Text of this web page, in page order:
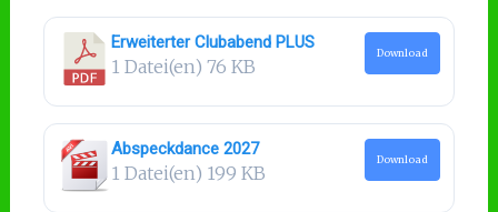
Erweiterter Clubabend PLUS
1 Datei(en)76 KB
Download
Abspeckdance 2027
1 Datei(en) 199 KB
Download